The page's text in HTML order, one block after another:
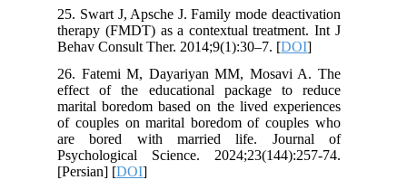
25. Swart J, Apsche J. Family mode deactivation
therapy (FMDT) as a contextual treatment. Int J
Behav Consult Ther. 2014;9(1):30–7. [DOI
26. Fatemi M, Dayariyan MM, Mosavi A. The
effect of the educational package to reduce
marital boredom based on the lived experiences
of couples on marital boredom of couples who
are bored with married life. Journal of
Psychological Science. 2024;23(144):257-74.
[Persian] [DOI